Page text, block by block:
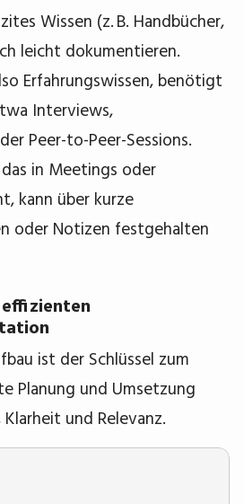
Wissen (z. B. Handbücher,
leicht dokumentieren.
Erfahrungswissen, benötigt
Interviews,
Peer-to-Peer-Sessions.
in Meetings oder
kann über kurze
oder Notizen festgehalten
ist der Schlüssel zum
Planung und Umsetzung
und Relevanz.